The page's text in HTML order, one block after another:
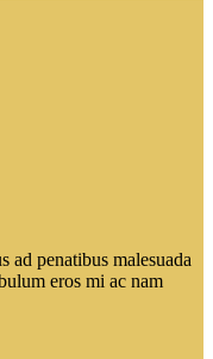
ad penatibus malesuada
eros mi ac nam